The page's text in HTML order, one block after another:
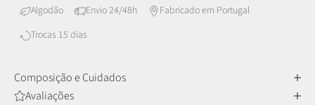
Algodão Envio 24/48h
Fabricado em Portugal
Trocas 15 dias
Composição e Cuidados
Avaliações